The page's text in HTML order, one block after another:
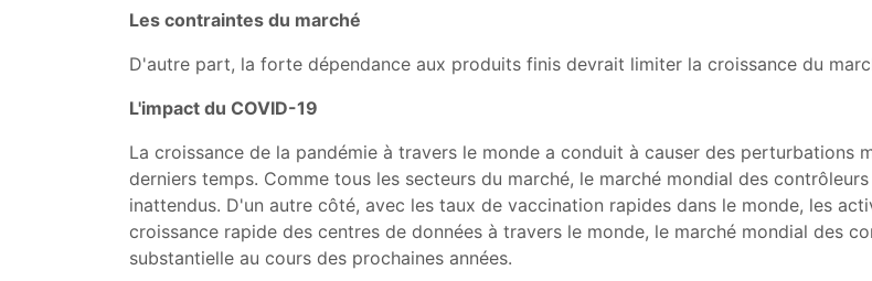
Les contraintes du marché
D'autre part, la forte dépendance aux produits finis devrait limiter la croissance du
L'impact du COVID-19
La croissance de la pandémie à travers le monde a conduit à causer des perturbations
derniers temps. Comme tous les secteurs du marché, le marché mondial des
inattendus. D'un autre côté, avec les taux de vaccination rapides dans le monde, les
croissance rapide des centres de données à travers le monde, le marché mondial des
substantielle au cours des prochaines années.